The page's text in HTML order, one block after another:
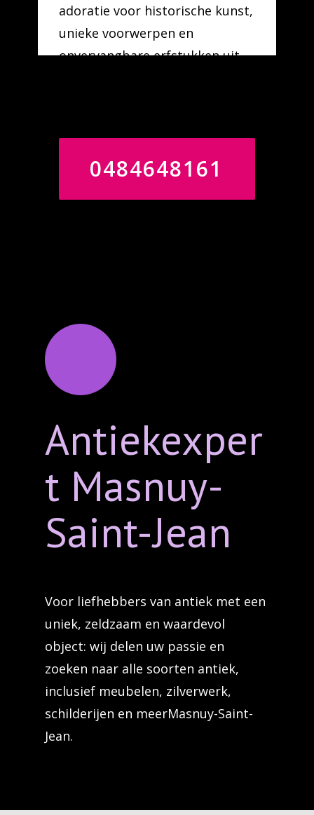
adoratie voor historische kunst,
unieke voorwerpen en
onvervangbare erfstukken uit
0484648161
Antiekexper
t Masnuy-
Saint-Jean
Voor liefhebbers van antiek met een
uniek, zeldzaam en waardevol
object: wij delen uw passie en
zoeken naar alle soorten antiek,
inclusief meubelen, zilverwerk,
schilderijen en meerMasnuy-Saint-
Jean.